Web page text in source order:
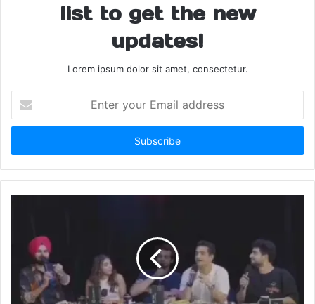
अब DIG ने लिया बड़ा एक्शन
सोशल मीडिया पर बिक रहे महाकुंभ में महिलाओं के नहाने के
वीडियो-फोटो
list to get the new
updates!
Lorem ipsum dolor sit amet, consectetur.
your
Email